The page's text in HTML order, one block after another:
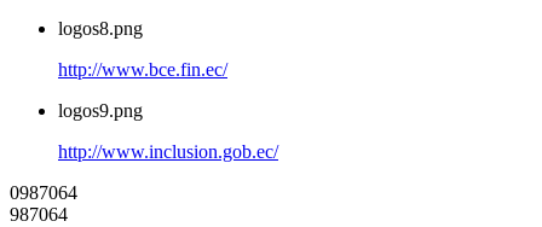
logos8.png
http://www.bce.fin.ec/
logos9.png
http://www.inclusion.gob.ec/
0987064
987064